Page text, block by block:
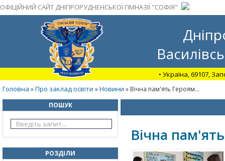
ОФІЦІЙНИЙ САЙТ ДНІПРОРУДНЕНСЬКОЇ ГІМНАЗІЇ "СОФІЯ"
• Україна, 69107,
Головна »Про заклад освіти »Новини » Вічна пам'ять Героям…
ПОШУК
РОЗДІЛИ
Вічна